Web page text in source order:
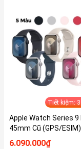
Tiết kiệm:
Apple Watch Series 9
45mm Cũ (GPS/ESIM)
6.090.000₫